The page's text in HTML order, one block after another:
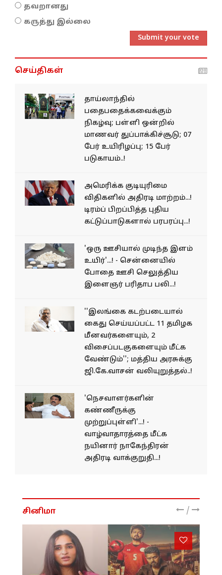
தவறானது
கருத்து இல்லை
Submit your vote
செய்திகள்
தாய்லாந்தில்
பதைபதைக்கவைக்கும்
நிகழ்வு; பள்ளி ஒன்றில்
மாணவர் துப்பாக்கிச்சூடு; 07
பேர் உயிரிழப்பு; 15 பேர்
படுகாயம்..!
அமெரிக்க குடியுரிமை
விதிகளில் அதிரடி மாற்றம்...!
டிரம்ப் பிறப்பித்த புதிய
கட்டுப்பாடுகளால் பரபரப்பு...!
'ஒரு ஊசியால் முடிந்த இளம்
உயிர்'...! - சென்னையில்
போதை ஊசி செலுத்திய
இளைஞர் பரிதாப பலி...!
''இலங்கை கடற்படையால்
கைது செய்யப்பட்ட 11 தமிழக
மீனவர்களையும், 2
விசைப்படகுகளையும் மீட்க
வேண்டும்''; மத்திய அரசுக்கு
ஜி.கே.வாசன் வலியுறுத்தல்..!
'நெசவாளர்களின்
கண்ணீருக்கு
முற்றுப்புள்ளி'...! -
வாழ்வாதாரத்தை மீட்க
நயினார் நாகேந்திரன்
அதிரடி வாக்குறுதி...!
சினிமா /